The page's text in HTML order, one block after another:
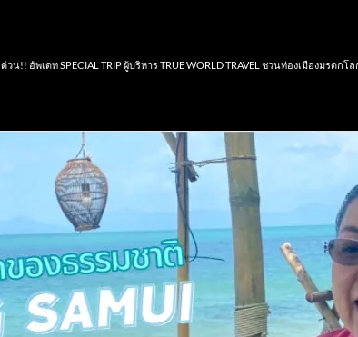
ด่วน!! อัพเดท SPECIAL TRIP ผู้บริหาร TRUE WORLD TRAVEL ชวนท่องเมืองมรดกโล